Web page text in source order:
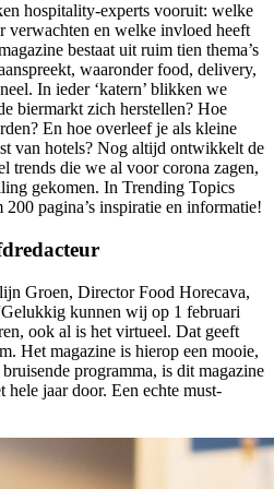
hospitality-experts vooruit: welke
verwachten en welke invloed heeft
bestaat uit ruim tien thema’s
waaronder food, delivery,
In ieder ‘katern’ blikken we
biermarkt zich herstellen? Hoe
En hoe overleef je als kleine
van hotels? Nog altijd ontwikkelt de
trends die we al voor corona zagen,
gekomen. In Trending Topics
pagina’s inspiratie en informatie!
Groen, Director Food Horecava,
kunnen wij op 1 februari
ook al is het virtueel. Dat geeft
Het magazine is hierop een mooie,
programma, is dit magazine
jaar door. Een echte must-